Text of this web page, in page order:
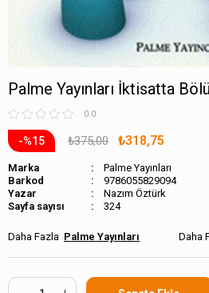
Palme Yayınları İktisatta
0.0
15 ₺375,00 ₺318,75
Marka
Palme Yayınları
Barkod
9786055829094
Nazım Öztürk
Sayfa sayısı
324
Palme Yayınları